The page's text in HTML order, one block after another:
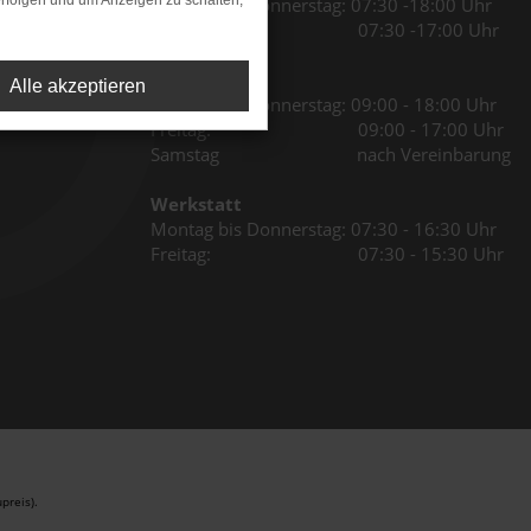
Montag bis Donnerstag: 07:30 -18:00 Uhr
Freitag: 07:30 -17:00 Uhr
Montag bis Donnerstag: 09:00 - 18:00 Uhr
Freitag: 09:00 - 17:00 Uhr
Samstag nach Vereinbarung
Werkstatt
Montag bis Donnerstag: 07:30 - 16:30 Uhr
Freitag: 07:30 - 15:30 Uhr
Alle akzeptieren